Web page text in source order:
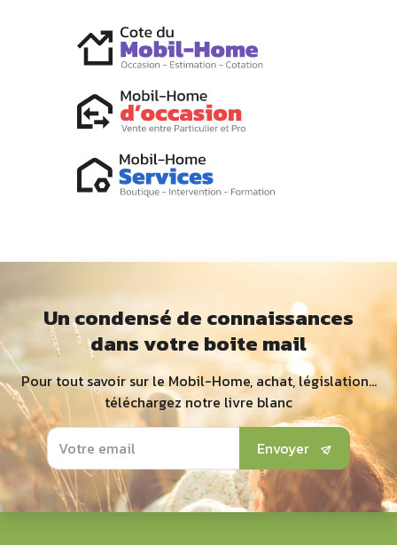
Un condensé de connaissances
dans votre boite mail
Pour tout savoir sur le Mobil-Home, achat, législation...
téléchargez notre livre blanc
Envoyer